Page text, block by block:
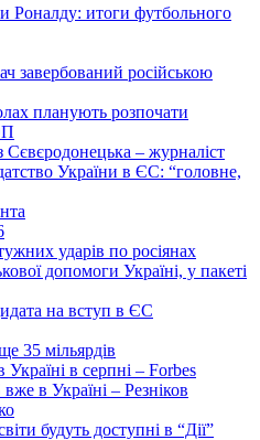
Роналду: итоги футбольного
завербований російською
планують розпочати
Сєвєродонецька – журналіст
України в ЄС: “головне,
ударів по росіянах
допомоги Україні, у пакеті
на вступ в ЄС
35 мільярдів
в серпні – Forbes
в Україні – Резніков
будуть доступні в “Дії”